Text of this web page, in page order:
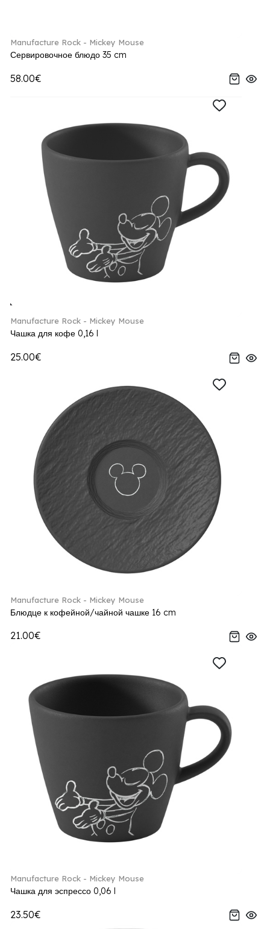
Manufacture Rock - Mickey Mouse
Сервировочное блюдо 35 cm
58.00€
Manufacture Rock - Mickey Mouse
Чашка для кофе 0,16 l
25.00€
Manufacture Rock - Mickey Mouse
Блюдце к кофейной/чайной чашке 16 cm
21.00€
Manufacture Rock - Mickey Mouse
Чашка для эспрессо 0,06 l
23.50€